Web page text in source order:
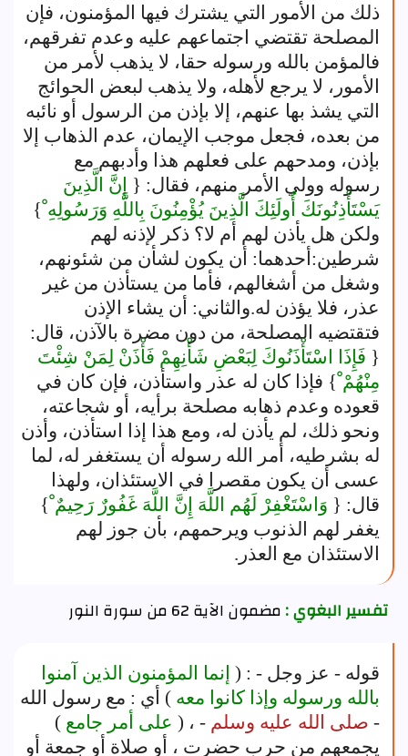
ذلك من الأمور التي يشترك فيها المؤمنون، فإن
المصلحة تقتضي اجتماعهم عليه وعدم تفرقهم،
فالمؤمن بالله ورسوله حقا، لا يذهب لأمر من
الأمور، لا يرجع لأهله، ولا يذهب لبعض الحوائج
التي يشذ بها عنهم، إلا بإذن من الرسول أو نائبه
من بعده، فجعل موجب الإيمان، عدم الذهاب إلا
بإذن، ومدحهم على فعلهم هذا وأدبهم مع
رسوله وولي الأمر منهم، فقال: { إِنَّ الَّذِينَ
يَسْتَأْذِنُونَكَ أُولَئِكَ الَّذِينَ يُؤْمِنُونَ بِاللَّهِ وَرَسُولِهِ ْ}
ولكن هل يأذن لهم أم لا؟ ذكر لإذنه لهم
شرطين:أحدهما: أن يكون لشأن من شئونهم،
وشغل من أشغالهم، فأما من يستأذن من غير
عذر، فلا يؤذن له.والثاني: أن يشاء الإذن
فتقتضيه المصلحة، من دون مضرة بالآذن، قال:
{ فَإِذَا اسْتَأْذَنُوكَ لِبَعْضِ شَأْنِهِمْ فَأْذَنْ لِمَنْ شِئْتَ
مِنْهُمْ ْ} فإذا كان له عذر واستأذن، فإن كان في
قعوده وعدم ذهابه مصلحة برأيه، أو شجاعته،
ونحو ذلك، لم يأذن له، ومع هذا إذا استأذن، وأذن
له بشرطيه، أمر الله رسوله أن يستغفر له، لما
عسى أن يكون مقصرا في الاستئذان، ولهذا
قال: { وَاسْتَغْفِرْ لَهُم اللَّهَ إِنَّ اللَّهَ غَفُورٌ رَحِيمٌ ْ}
يغفر لهم الذنوب ويرحمهم، بأن جوز لهم
الاستئذان مع العذر.
تفسير البغوي :مضمون الآية 62 من سورة النور
قوله - عز وجل - : ( إنما المؤمنون الذين آمنوا
بالله ورسوله وإذا كانوا معه ) أي : مع رسول الله
- صلى الله عليه وسلم - ، ( على أمر جامع )
يجمعهم من حرب حضرت ، أو صلاة أو جمعة أو